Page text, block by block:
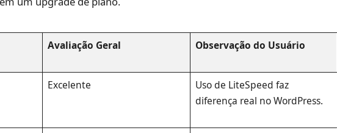
Avaliação Geral Observação do Usuário
Excelente
Uso de LiteSpeed faz
diferença real no WordPress.